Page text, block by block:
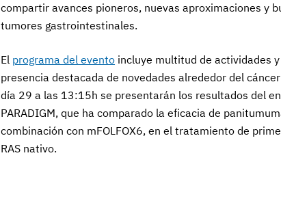
compartir avances pioneros, nuevas aproximaciones y
tumores gastrointestinales.
El programa del evento incluye multitud de actividades
presencia destacada de novedades alrededor del
día 29 a las 13:15h se presentarán los resultados del
PARADIGM, que ha comparado la eficacia de
combinación con mFOLFOX6, en el tratamiento de
RAS nativo.